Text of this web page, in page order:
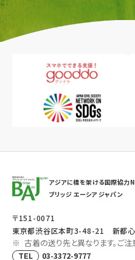
アジアに橋を架ける国際協力
ブリッジ エーシア ジャパン
〒151-0071
東京都渋谷区本町3-48-21 新都心
古着の送り先と異なります。ご注
TEL 03-3372-9777